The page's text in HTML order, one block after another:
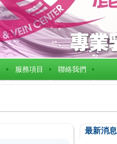
服務項目 聯絡我們
最新消息